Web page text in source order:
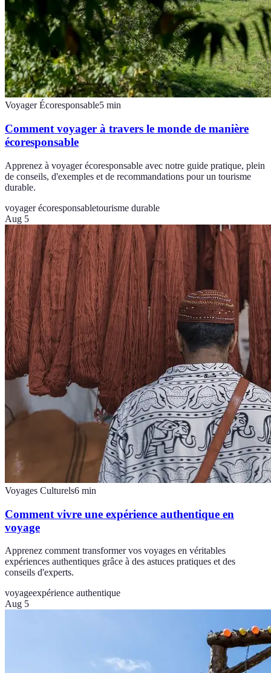
Voyager Écoresponsable5 min
Comment voyager à travers le monde de manière
écoresponsable
Apprenez à voyager écoresponsable avec notre guide pratique, plein
de conseils, d'exemples et de recommandations pour un tourisme
durable.
voyager écoresponsabletourisme durable
Aug 5
Voyages Culturels6 min
Comment vivre une expérience authentique en
voyage
Apprenez comment transformer vos voyages en véritables
expériences authentiques grâce à des astuces pratiques et des
conseils d'experts.
voyageexpérience authentique
Aug 5